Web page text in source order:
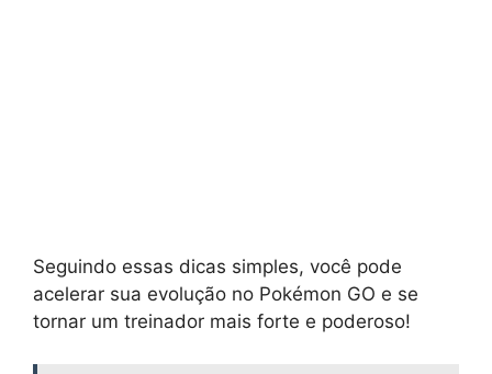
Seguindo essas dicas simples, você pode
acelerar sua evolução no Pokémon GO e se
tornar um treinador mais forte e poderoso!